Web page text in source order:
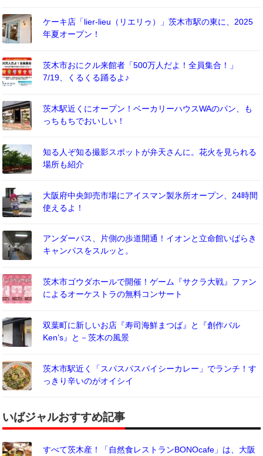
ケーキ店「lier-lieu（リエリゥ）」茨木市駅の東に、2025
年夏オープン！
茨木市おにクル来館者「500万人だよ！全員集合！」
7/19、くるくる踊るよ♪
茨木駅近くにオープン！ベーカリーハウスWAのパン、も
っちもちでおいしい！
知る人ぞ知る撮影スポットが弁天さんに。花火を見られる
場所も紹介
大阪府中央卸売市場にアイスマン製氷所オープン、24時間
使えるよ！
アンダーパス、片側の歩道開通！イオンと立命館いばらき
キャンパスをスルッと。
茨木市ゴウダホールで開催！ゲーム『サクラ大戦』ファン
によるオーケストラの無料コンサート
双葉町に新しいお店『寿司海鮮まつば』と『創作バル
Ken’s』と－茨木の風景
茨木市駅近く「スパスパスパイシーカレー」でランチ！す
っきり辛いのがオイシイ
いばジャルおすすめ記事
すべて茨木産！「自然食レストランBONOcafe」は、大阪